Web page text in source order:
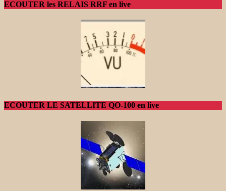
ECOUTER les RELAIS RRF en live
ECOUTER LE SATELLITE QO-100 en live